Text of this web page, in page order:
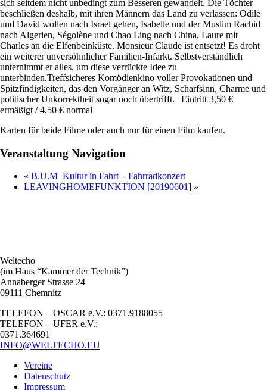
sich seitdem nicht unbedingt zum Besseren gewandelt. Die Töchter
beschließen deshalb, mit ihren Männern das Land zu verlassen: Odile
und David wollen nach Israel gehen, Isabelle und der Muslim Rachid
nach Algerien, Ségolène und Chao Ling nach China, Laure mit
Charles an die Elfenbeinküste. Monsieur Claude ist entsetzt! Es droht
ein weiterer unversöhnlicher Familien-Infarkt. Selbstverständlich
unternimmt er alles, um diese verrückte Idee zu
unterbinden.Treffsicheres Komödienkino voller Provokationen und
Spitzfindigkeiten, das den Vorgänger an Witz, Scharfsinn, Charme und
politischer Unkorrektheit sogar noch übertrifft. | Eintritt 3,50 €
ermäßigt / 4,50 € normal
Karten für beide Filme oder auch nur für einen Film kaufen.
Veranstaltung Navigation
« B.U.M_Kultur in Fahrt – Fahrradkonzert
LEAVINGHOMEFUNKTION [20190601] »
Weltecho
(im Haus “Kammer der Technik”)
Annaberger Strasse 24
09111 Chemnitz
TELEFON – OSCAR e.V.: 0371.9188055
TELEFON – UFER e.V.:
0371.364691
INFO@WELTECHO.EU
Vereine
Datenschutz
Impressum